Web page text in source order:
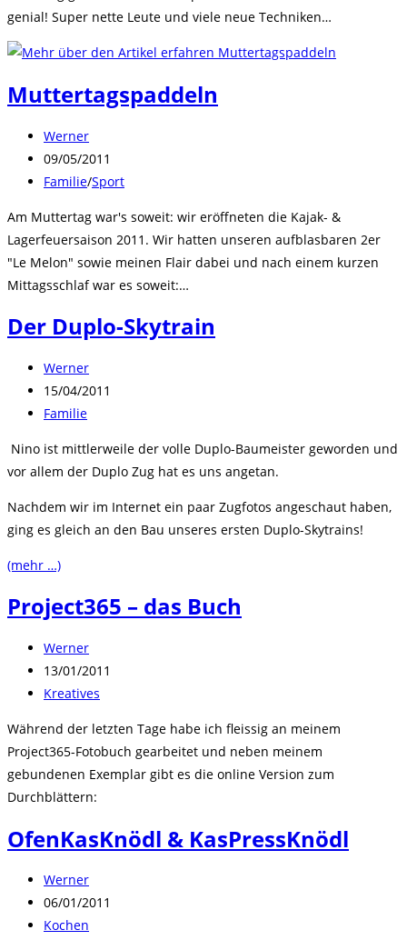
genial! Super nette Leute und viele neue Techniken…
Muttertagspaddeln
Beitrags-
Autor:
Werner
Beitrag
veröffentlicht:
09/05/2011
Beitrags-
Familie/Sport
Am Muttertag war's soweit: wir eröffneten die Kajak- &
Lagerfeuersaison 2011. Wir hatten unseren aufblasbaren 2er
"Le Melon" sowie meinen Flair dabei und nach einem kurzen
Mittagsschlaf war es soweit:…
Der Duplo-Skytrain
Beitrags-
Autor:
Werner
Beitrag
veröffentlicht:
15/04/2011
Beitrags-
Familie
Nino ist mittlerweile der volle Duplo-Baumeister geworden und
vor allem der Duplo Zug hat es uns angetan.
Nachdem wir im Internet ein paar Zugfotos angeschaut haben,
ging es gleich an den Bau unseres ersten Duplo-Skytrains!
(mehr …)
Project365 – das Buch
Beitrags-
Autor:
Werner
Beitrag
veröffentlicht:
13/01/2011
Beitrags-
Kreatives
Während der letzten Tage habe ich fleissig an meinem
Project365-Fotobuch gearbeitet und neben meinem
gebundenen Exemplar gibt es die online Version zum
Durchblättern:
OfenKasKnödl & KasPressKnödl
Beitrags-
Autor:
Werner
Beitrag
veröffentlicht:
06/01/2011
Beitrags-
Kochen